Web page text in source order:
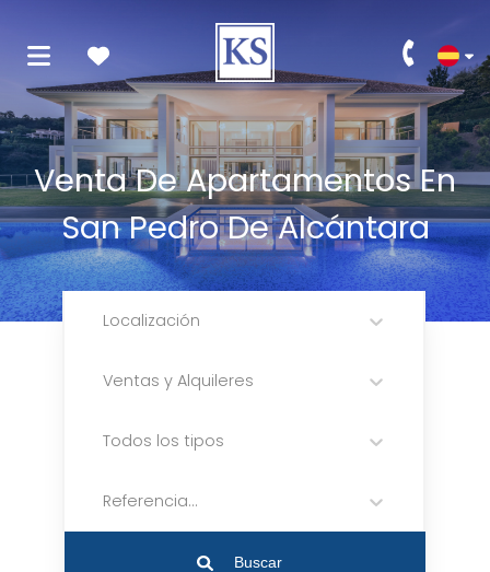
Venta De Apartamentos En
San Pedro De Alcántara
Localización
Ventas y Alquileres
Todos los tipos
Referencia...
Buscar